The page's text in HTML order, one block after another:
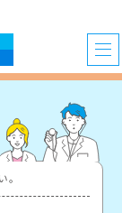
。